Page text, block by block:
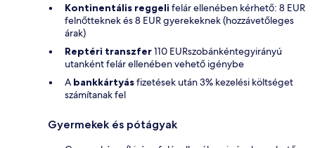
Kontinentális reggeli felár ellenében kérhető: 8 EUR
felnőtteknek és 8 EUR gyerekeknek (hozzávetőleges
árak)
Reptéri transzfer110 EURszobánkéntegyirányú
utanként felár ellenében vehető igénybe
A bankkártyásfizetések után 3% kezelési költséget
számítanak fel
Gyermekek és pótágyak